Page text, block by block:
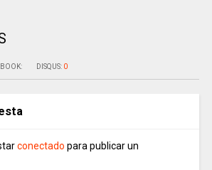
DISQUS: 0
conectado para publicar un